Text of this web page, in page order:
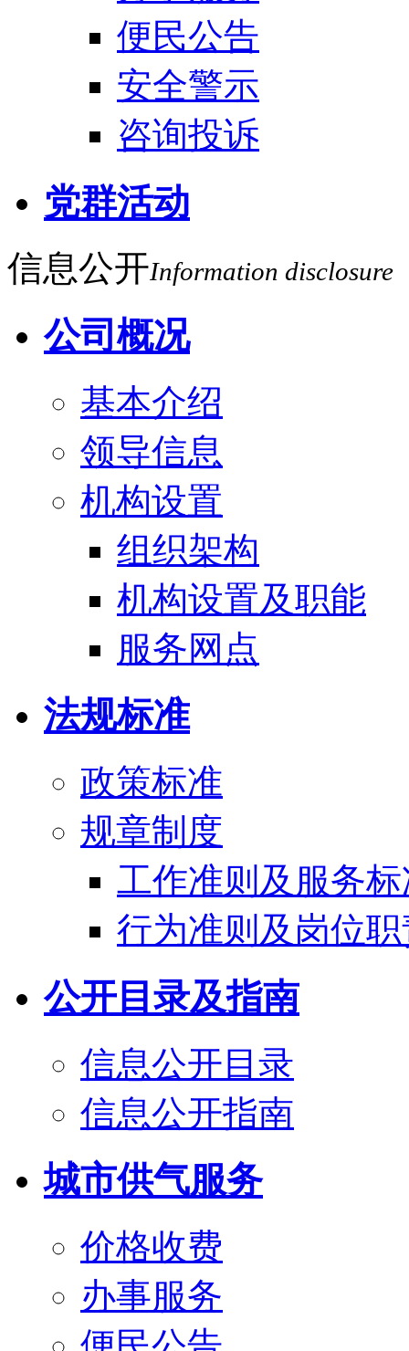
便民公告
安全警示
咨询投诉
党群活动
信息公开Information disclosure
公司概况
基本介绍
领导信息
机构设置
组织架构
机构设置及职能
服务网点
法规标准
政策标准
规章制度
工作准则及服务
行为准则及岗位
公开目录及指南
信息公开目录
信息公开指南
城市供气服务
价格收费
办事服务